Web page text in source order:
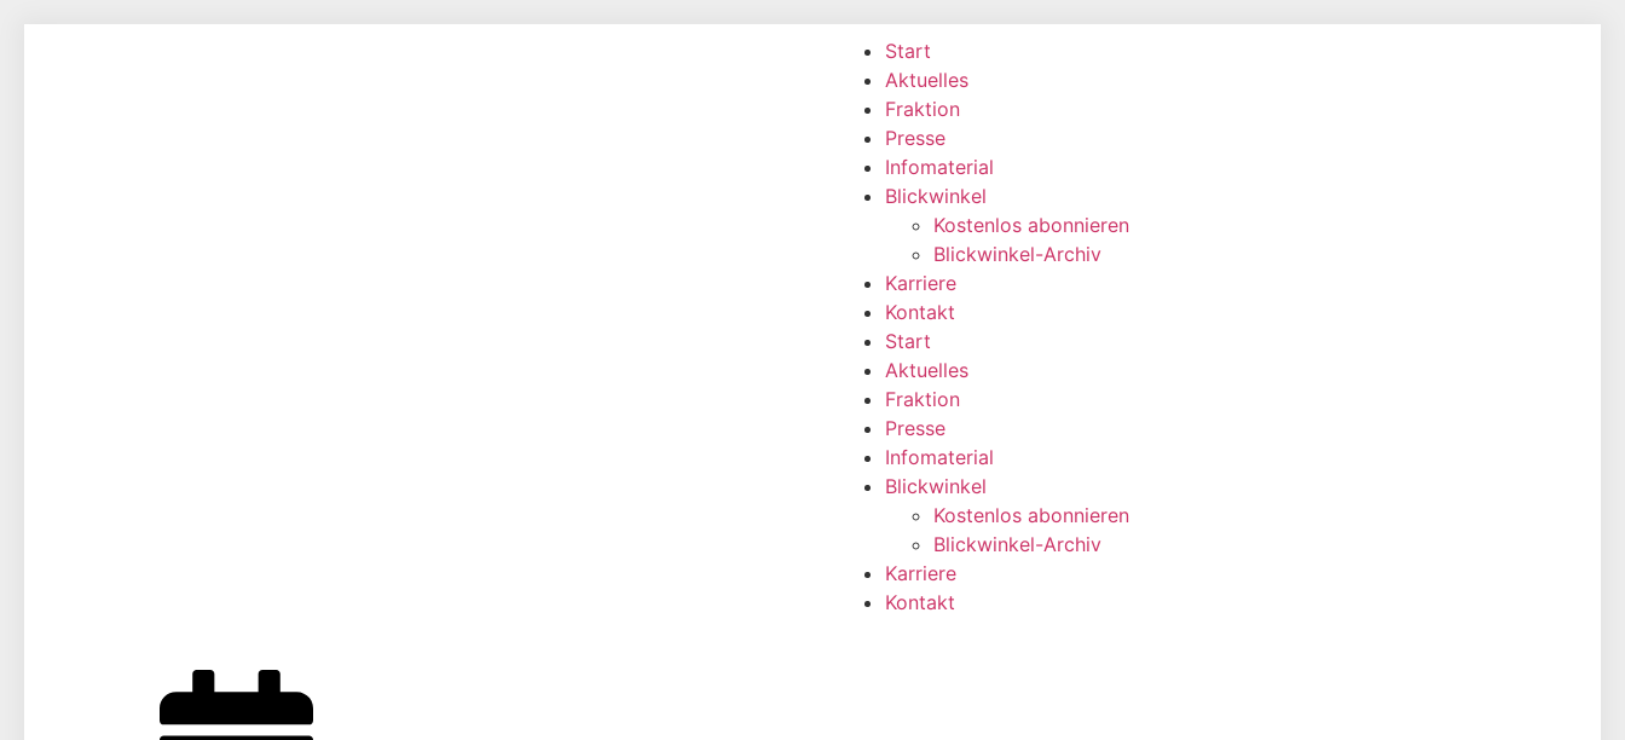
Start
Aktuelles
Fraktion
Presse
Infomaterial
Blickwinkel
Kostenlos abonnieren
Blickwinkel-Archiv
Karriere
Kontakt
Start
Aktuelles
Fraktion
Presse
Infomaterial
Blickwinkel
Kostenlos abonnieren
Blickwinkel-Archiv
Karriere
Kontakt